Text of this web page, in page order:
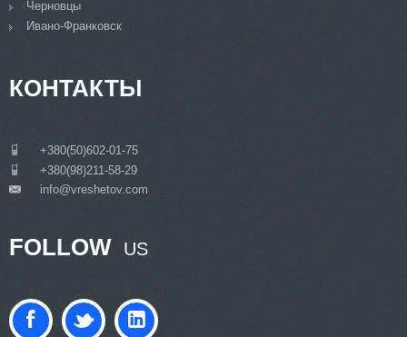
Черновцы
Ивано-Франковск
КОНТАКТЫ
+380(50)602-01-75
+380(98)211-58-29
info@vreshetov.com
FOLLOW US